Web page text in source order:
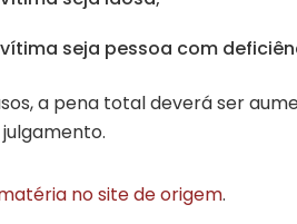
seja pessoa com
a pena total deverá ser
no site de origem.